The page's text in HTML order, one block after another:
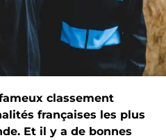
classement
françaises les plus
Et il y a de bonnes